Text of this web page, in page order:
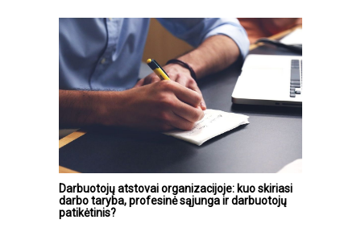
Darbuotojų atstovai organizacijoje: kuo skiriasi
darbo taryba, profesinė sąjunga ir darbuotojų
patikėtinis?